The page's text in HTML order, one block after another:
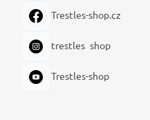
Trestles-shop.cz
trestles_shop
Trestles-shop